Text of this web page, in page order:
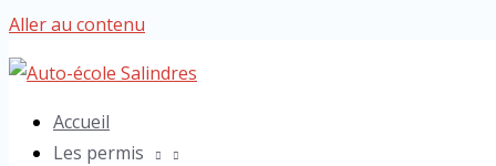
Aller au contenu
Accueil
Les permis